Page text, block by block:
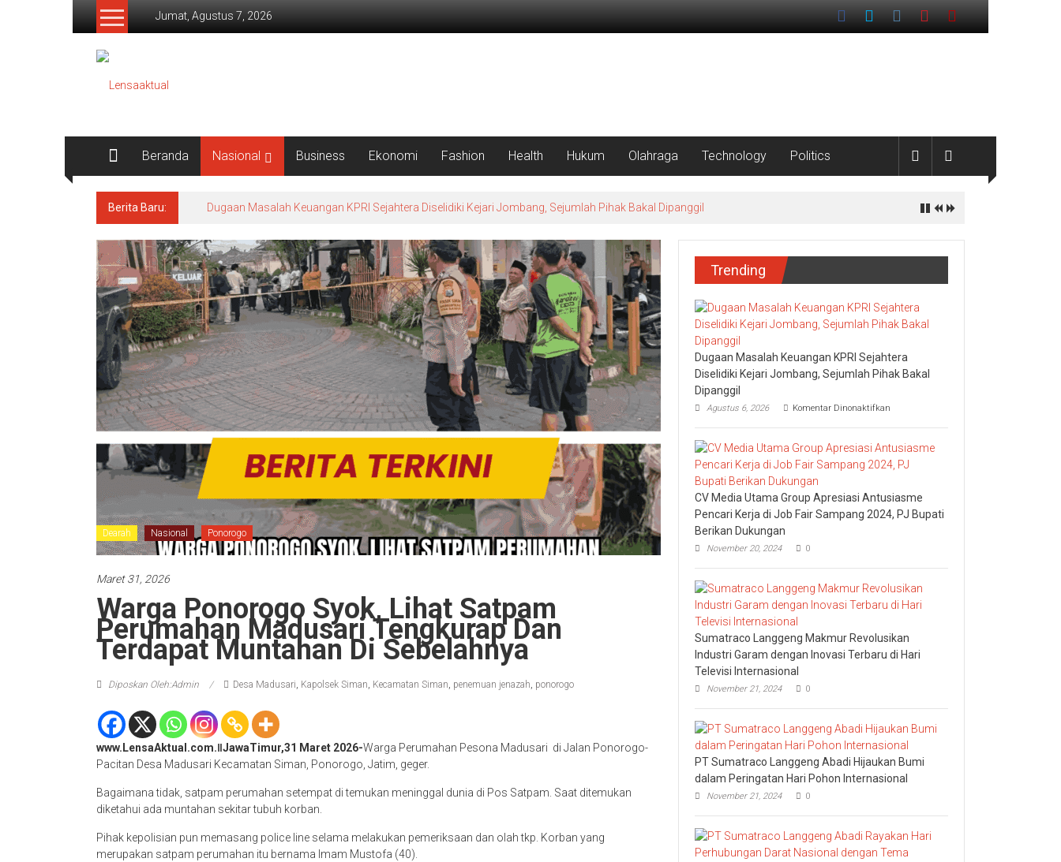
Lompat
Jumat, Agustus 7, 2026
Lensaaktual
Beranda Nasional Business Ekonomi Fashion Health Hukum Olahraga Technology Politics
Berita Baru: Dugaan Masalah Keuangan KPRI Sejahtera Diselidiki Kejari Jombang, Sejumlah Pihak Bakal Dipanggil
Dearah Nasional Ponorogo
Maret 31, 2026
Warga Ponorogo Syok, Lihat Satpam
Perumahan Madusari Tengkurap Dan
Terdapat Muntahan Di Sebelahnya
Diposkan Oleh:Admin Desa Madusari, Kapolsek Siman, Kecamatan Siman, penemuan jenazah, ponorogo
www.LensaAktual.com.ǁJawaTimur,31 Maret 2026-Warga Perumahan Pesona Madusari di Jalan Ponorogo-
Pacitan Desa Madusari Kecamatan Siman, Ponorogo, Jatim, geger.
Bagaimana tidak, satpam perumahan setempat di temukan meninggal dunia di Pos Satpam. Saat ditemukan
diketahui ada muntahan sekitar tubuh korban.
Pihak kepolisian pun memasang police line selama melakukan pemeriksaan dan olah tkp. Korban yang
merupakan satpam perumahan itu bernama Imam Mustofa (40).
Trending
Dugaan Masalah Keuangan KPRI Sejahtera
Diselidiki Kejari Jombang, Sejumlah Pihak Bakal
Dipanggil
Agustus 6, 2026 Komentar Dinonaktifkan
Masalah
Keuangan
KPRI
Sejahtera
Kejari
Sejumlah
CV Media Utama Group Apresiasi Antusiasme
Pencari Kerja di Job Fair Sampang 2024, PJ Bupati
Berikan Dukungan
November 20, 2024 0
Sumatraco Langgeng Makmur Revolusikan
Industri Garam dengan Inovasi Terbaru di Hari
Televisi Internasional
November 21, 2024 0
PT Sumatraco Langgeng Abadi Hijaukan Bumi
dalam Peringatan Hari Pohon Internasional
November 21, 2024 0